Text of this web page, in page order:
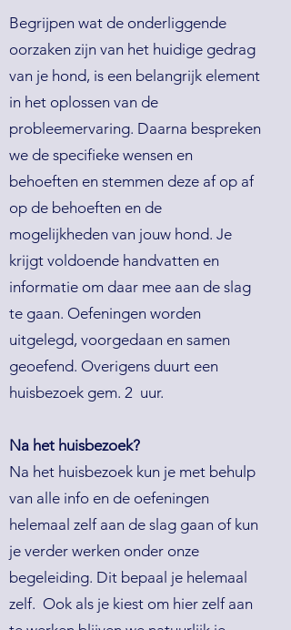
Begrijpen wat de onderliggende
oorzaken zijn van het huidige gedrag
van je hond, is een belangrijk element
in het oplossen van de
probleemervaring. Daarna bespreken
we de specifieke wensen en
behoeften en stemmen deze af op af
op de behoeften en de
mogelijkheden van jouw hond. Je
krijgt voldoende handvatten en
informatie om daar mee aan de slag
te gaan. Oefeningen worden
uitgelegd, voorgedaan en samen
geoefend. Overigens duurt een
huisbezoek gem. 2 uur.
Na het huisbezoek?
Na het huisbezoek kun je met behulp
van alle info en de oefeningen
helemaal zelf aan de slag gaan of kun
je verder werken onder onze
begeleiding. Dit bepaal je helemaal
zelf. Ook als je kiest om hier zelf aan